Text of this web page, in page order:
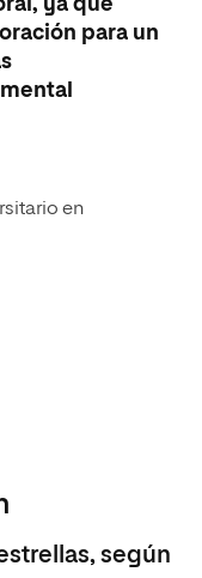
ya que
para un
en
según